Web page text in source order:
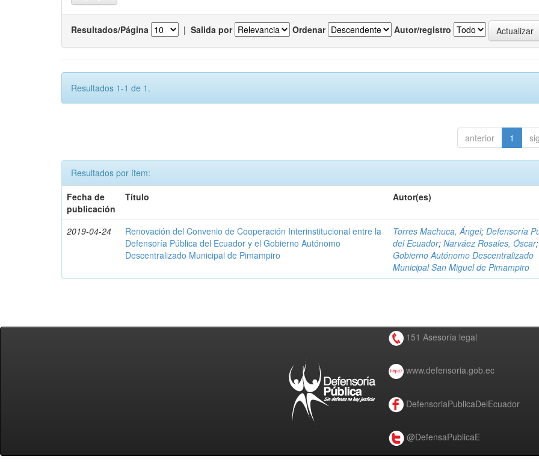
Resultados/Página | Salida por Ordenar Autor/registro
Resultados 1-1 de 1.
anterior 1
Resultados por ítem:
Fecha de
publicación
Título Autor(es)
2019-04-24
Renovación del Convenio de Cooperación Interinstitucional entre la
Defensoría Pública del Ecuador y el Gobierno Autónomo
Descentralizado Municipal de Pimampiro
Torres Machuca, Ángel;Defensoría
del Ecuador;Narváez Rosales, Óscar;
Gobierno Autónomo Descentralizado
Municipal San Miguel de Pimampiro
151 Asesoría legal
www.defensoria.gob.ec
DefensoriaPublicaDelEcuador
@DefensaPublicaE